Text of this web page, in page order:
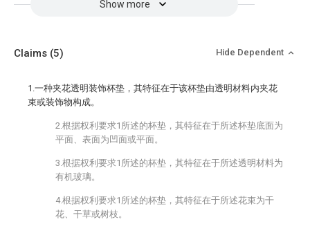
Show more
Claims (5) Hide Dependent
1.一种夹花透明装饰杯垫，其特征在于该杯垫由透明材料内夹花
束或装饰物构成。
2.根据权利要求1所述的杯垫，其特征在于所述杯垫底面为
平面、表面为凹面或平面。
3.根据权利要求1所述的杯垫，其特征在于所述透明材料为
有机玻璃。
4.根据权利要求1所述的杯垫，其特征在于所述花束为干
花、干草或树枝。